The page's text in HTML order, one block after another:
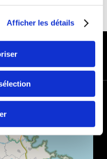
Afficher les détails